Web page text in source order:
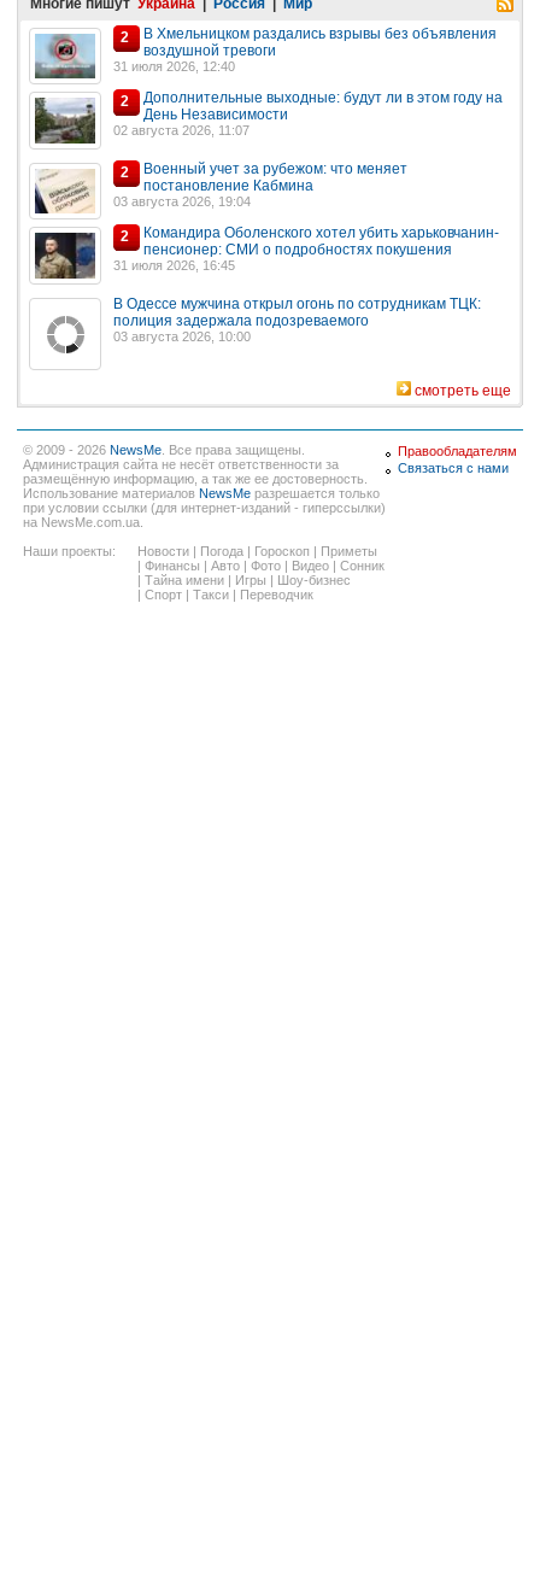
Многие пишут Украина Россия
Мир
2
В Хмельницком раздались взрывы без объявления
воздушной тревоги
31 июля 2026, 12:40
2
Дополнительные выходные: будут ли в этом году на
День Независимости
02 августа 2026, 11:07
2
Военный учет за рубежом: что меняет
постановление Кабмина
03 августа 2026, 19:04
2
Командира Оболенского хотел убить харьковчанин-
пенсионер: СМИ о подробностях покушения
31 июля 2026, 16:45
В Одессе мужчина открыл огонь по сотрудникам ТЦК:
полиция задержала подозреваемого
03 августа 2026, 10:00
смотреть еще
© 2009 - 2026 NewsMe . Все права защищены.
Администрация сайта не несёт ответственности за
размещённую информацию, а так же ее достоверность.
Использование материалов NewsMe разрешается только
при условии ссылки (для интернет-изданий - гиперссылки)
на NewsMe.com.ua.
Наши проекты:
Новости | Погода | Гороскоп | Приметы
| Финансы | Авто | Фото | Видео | Сонник
| Тайна имени | Игры | Шоу-бизнес
| Спорт | Такси | Переводчик
Правообладателям
Связаться с нами